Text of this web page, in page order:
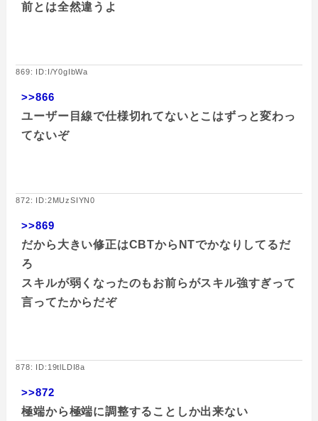
前とは全然違うよ
869: ID:I/Y0gIbWa
>>866
ユーザー目線で仕様切れてないとこはずっと変わっ
てないぞ
872: ID:2MUzSIYN0
>>869
だから大きい修正はCBTからNTでかなりしてるだ
ろ
スキルが弱くなったのもお前らがスキル強すぎって
言ってたからだぞ
878: ID:19tlLDI8a
>>872
極端から極端に調整することしか出来ない